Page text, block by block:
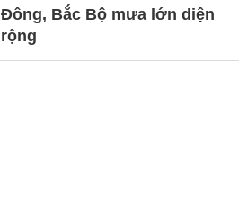
Đông, Bắc Bộ mưa lớn diện
rộng